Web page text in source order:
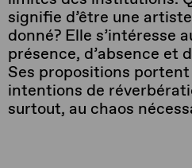
signifie d’être une
donné? Elle s’intéresse
présence, d’absence et
Ses propositions portent
intentions de
surtout, au chaos